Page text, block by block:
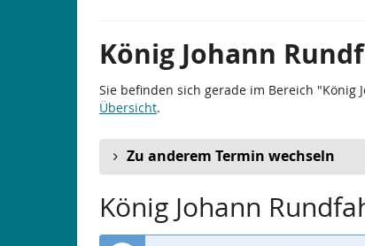
König Johann
Sie befinden sich gerade im Bereich "König
Übersicht.
Zu anderem Termin wechseln
König Johann